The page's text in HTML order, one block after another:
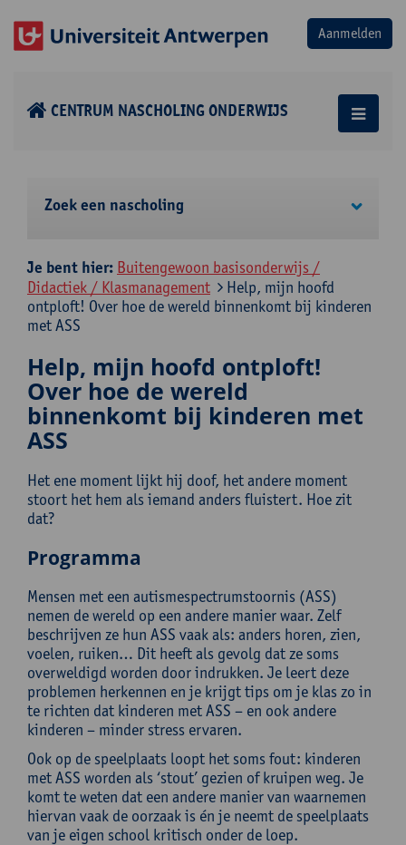
CENTRUM NASCHOLING ONDERWIJS
Zoek een nascholing
Je bent hier: Buitengewoon basisonderwijs /
Didactiek / Klasmanagement
Help, mijn hoofd
ontploft! Over hoe de wereld binnenkomt bij kinderen
met ASS
Help, mijn hoofd ontploft!
Over hoe de wereld
binnenkomt bij kinderen met
ASS
Het ene moment lijkt hij doof, het andere moment
stoort het hem als iemand anders fluistert. Hoe zit
dat?
Programma
Mensen met een autismespectrumstoornis (ASS)
nemen de wereld op een andere manier waar. Zelf
beschrijven ze hun ASS vaak als: anders horen, zien,
voelen, ruiken… Dit heeft als gevolg dat ze soms
overweldigd worden door indrukken. Je leert deze
problemen herkennen en je krijgt tips om je klas zo in
te richten dat kinderen met ASS – en ook andere
kinderen – minder stress ervaren.
Ook op de speelplaats loopt het soms fout: kinderen
met ASS worden als ‘stout’ gezien of kruipen weg. Je
komt te weten dat een andere manier van waarnemen
hiervan vaak de oorzaak is én je neemt de speelplaats
van je eigen school kritisch onder de loep.